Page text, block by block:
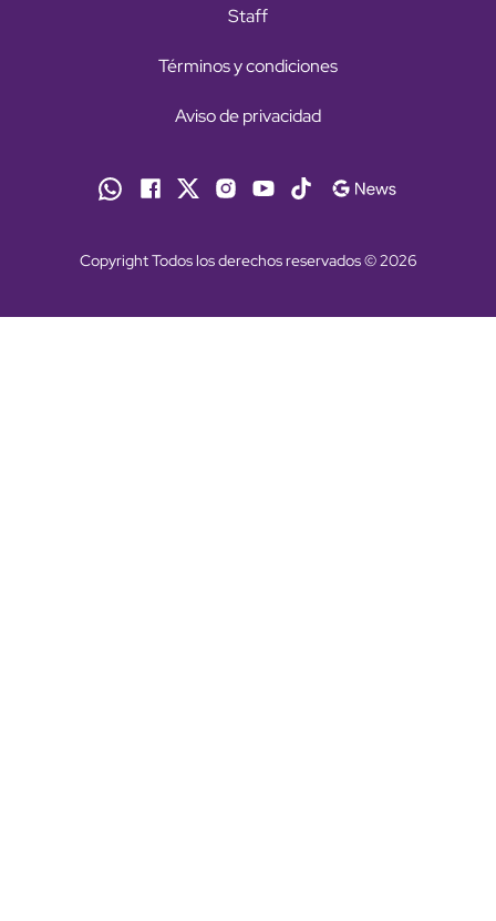
Staff
Términos y condiciones
Aviso de privacidad
Copyright Todos los derechos reservados © 2026